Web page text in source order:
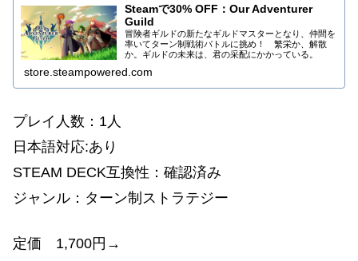
Steamで30% OFF：Our Adventurer
Guild
冒険者ギルドの新たなギルドマスターとなり、仲間を
率いてターン制戦術バトルに挑め！ 繁栄か、解散
か。ギルドの未来は、君の采配にかかっている。
store.steampowered.com
プレイ人数：1人
日本語対応:あり
STEAM DECK互換性：確認済み
ジャンル：ターン制ストラテジー
定価 1,700円→